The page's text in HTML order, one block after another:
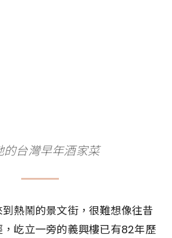
的台灣早年酒家菜
熱鬧的景文街，很難想像往昔
屹立一旁的義興樓已有82年歷